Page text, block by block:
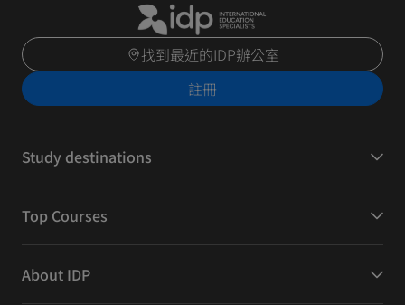
找到最近的IDP辦公室
註冊
Study destinations
Top Courses
About IDP